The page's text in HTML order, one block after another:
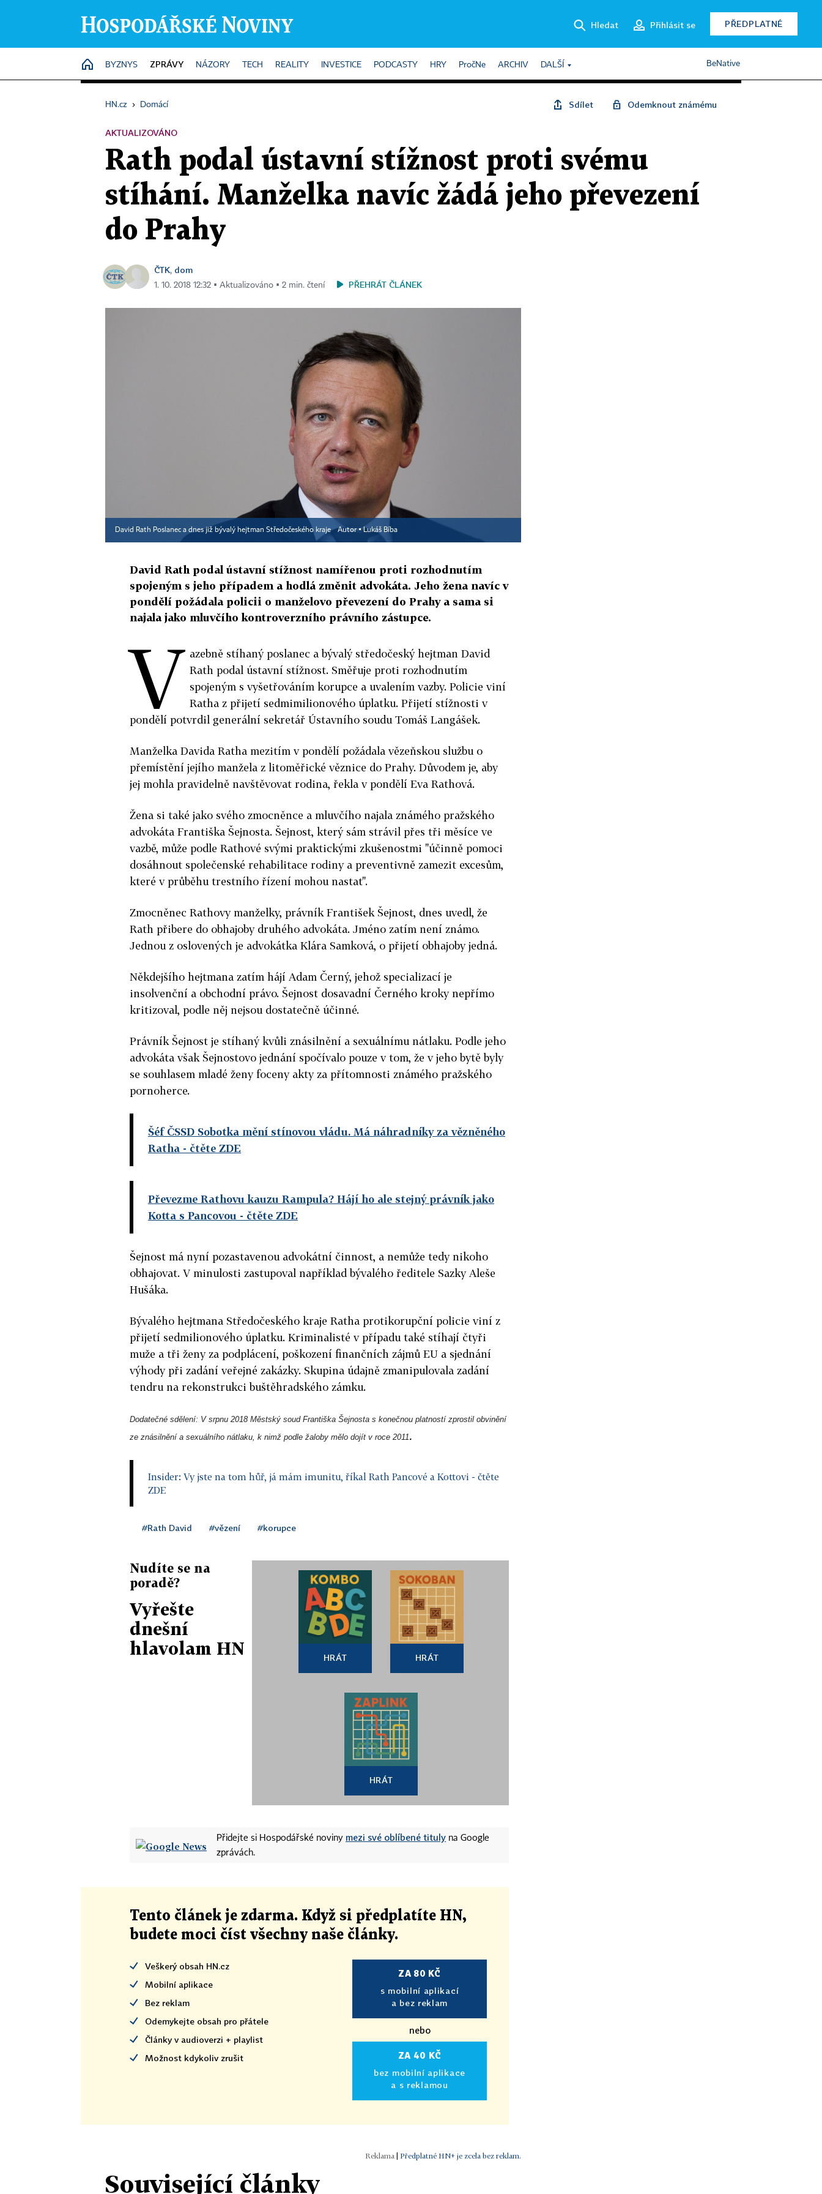
Hledat Přihlásit se PŘEDPLATNÉ
HOME
BYZNYS ZPRÁVY NÁZORY TECH REALITY INVESTICE PODCASTY HRY PročNe ARCHIV DALŠÍ BeNative
HN.cz › Domácí Sdílet Odemknout známému
AKTUALIZOVÁNO
Rath podal ústavní stížnost proti svému
stíhání. Manželka navíc žádá jeho převezení
do Prahy
ČTK, dom
1. 10. 2018 12:32 ▪ Aktualizováno ▪ 2 min. čtení PŘEHRÁT ČLÁNEK
David Rath Poslanec a dnes již bývalý hejtman Středočeského kraje Autor ▪Lukáš Bíba
David Rath podal ústavní stížnost namířenou proti rozhodnutím
spojeným s jeho případem a hodlá změnit advokáta. Jeho žena navíc v
pondělí požádala policii o manželovo převezení do Prahy a sama si
najala jako mluvčího kontroverzního právního zástupce.
V azebně stíhaný poslanec a bývalý středočeský hejtman David
Rath podal ústavní stížnost. Směřuje proti rozhodnutím
spojeným s vyšetřováním korupce a uvalením vazby. Policie viní
Ratha z přijetí sedmimilionového úplatku. Přijetí stížnosti v
pondělí potvrdil generální sekretář Ústavního soudu Tomáš Langášek.
Manželka Davida Ratha mezitím v pondělí požádala vězeňskou službu o
přemístění jejího manžela z litoměřické věznice do Prahy. Důvodem je, aby
jej mohla pravidelně navštěvovat rodina, řekla v pondělí Eva Rathová.
Žena si také jako svého zmocněnce a mluvčího najala známého pražského
advokáta Františka Šejnosta. Šejnost, který sám strávil přes tři měsíce ve
vazbě, může podle Rathové svými praktickými zkušenostmi "účinně pomoci
dosáhnout společenské rehabilitace rodiny a preventivně zamezit excesům,
které v průběhu trestního řízení mohou nastat".
Zmocněnec Rathovy manželky, právník František Šejnost, dnes uvedl, že
Rath přibere do obhajoby druhého advokáta. Jméno zatím není známo.
Jednou z oslovených je advokátka Klára Samková, o přijetí obhajoby jedná.
Někdejšího hejtmana zatím hájí Adam Černý, jehož specializací je
insolvenční a obchodní právo. Šejnost dosavadní Černého kroky nepřímo
kritizoval, podle něj nejsou dostatečně účinné.
Právník Šejnost je stíhaný kvůli znásilnění a sexuálnímu nátlaku. Podle jeho
advokáta však Šejnostovo jednání spočívalo pouze v tom, že v jeho bytě byly
se souhlasem mladé ženy foceny akty za přítomnosti známého pražského
pornoherce.
Šéf ČSSD Sobotka mění stínovou vládu. Má náhradníky za vězněného
Ratha - čtěte ZDE
Převezme Rathovu kauzu Rampula? Hájí ho ale stejný právník jako
Kotta s Pancovou - čtěte ZDE
Šejnost má nyní pozastavenou advokátní činnost, a nemůže tedy nikoho
obhajovat. V minulosti zastupoval například bývalého ředitele Sazky Aleše
Hušáka.
Bývalého hejtmana Středočeského kraje Ratha protikorupční policie viní z
přijetí sedmilionového úplatku. Kriminalisté v případu také stíhají čtyři
muže a tři ženy za podplácení, poškození finančních zájmů EU a sjednání
výhody při zadání veřejné zakázky. Skupina údajně zmanipulovala zadání
tendru na rekonstrukci buštěhradského zámku.
Dodatečné sdělení: V srpnu 2018 Městský soud Františka Šejnosta s konečnou platností zprostil obvinění
ze znásilnění a sexuálního nátlaku, k nimž podle žaloby mělo dojít v roce 2011.
Insider: Vy jste na tom hůř, já mám imunitu, říkal Rath Pancové a Kottovi - čtěte
ZDE
#Rath David #vězení #korupce
Nudíte se na
poradě?
Vyřešte
dnešní
hlavolam HN
HRÁT HRÁT
HRÁT
Přidejte si Hospodářské noviny mezi své oblíbené tituly na Google
zprávách.
Tento článek je zdarma. Když si předplatíte HN,
budete moci číst všechny naše články.
Veškerý obsah HN.cz
Mobilní aplikace
Bez reklam
Odemykejte obsah pro přátele
Články v audioverzi + playlist
Možnost kdykoliv zrušit
ZA 80 KČ
s mobilní aplikací
a bez reklam
nebo
ZA 40 KČ
bez mobilní aplikace
a s reklamou
| Předplatné HN+ je zcela bez reklam.
Související články